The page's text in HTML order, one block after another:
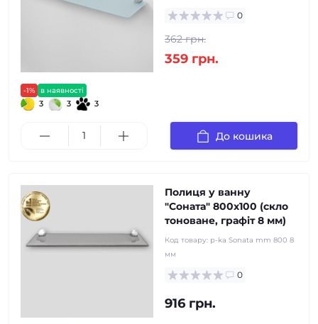
-1% в наявності
3 3 3
0
362 грн.
359 грн.
До кошика
Полиця у ванну
"Соната" 800x100 (скло
тоноване, графiт 8 мм)
Код товару: p-ka Sonata mm 800 8
мм
0
916 грн.